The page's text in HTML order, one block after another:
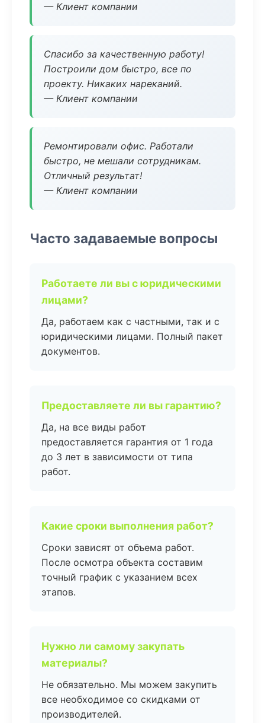
— Клиент компании
Спасибо за качественную работу!
Построили дом быстро, все по
проекту. Никаких нареканий.
— Клиент компании
Ремонтировали офис. Работали
быстро, не мешали сотрудникам.
Отличный результат!
— Клиент компании
Часто задаваемые вопросы
Работаете ли вы с юридическими
лицами?
Да, работаем как с частными, так и с
юридическими лицами. Полный пакет
документов.
Предоставляете ли вы гарантию?
Да, на все виды работ
предоставляется гарантия от 1 года
до 3 лет в зависимости от типа
работ.
Какие сроки выполнения работ?
Сроки зависят от объема работ.
После осмотра объекта составим
точный график с указанием всех
этапов.
Нужно ли самому закупать
материалы?
Не обязательно. Мы можем закупить
все необходимое со скидками от
производителей.